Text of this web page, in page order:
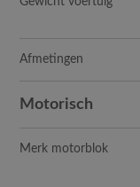
Afmetingen
Motorisch
Merk motorblok